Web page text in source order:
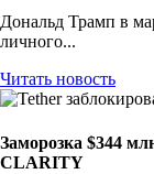
Дональд Трамп в
личного...
Читать новость
Заморозка $344
CLARITY